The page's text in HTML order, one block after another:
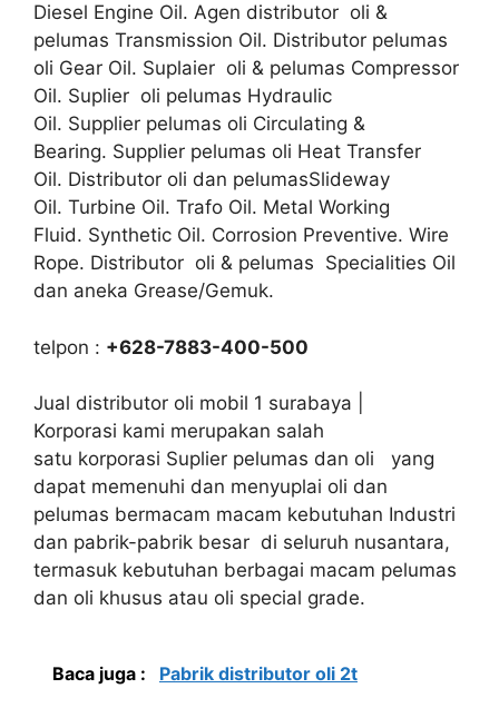
Diesel Engine Oil. Agen distributor oli &
pelumas Transmission Oil. Distributor pelumas
oli Gear Oil. Suplaier oli & pelumas Compressor
Oil. Suplier oli pelumas Hydraulic
Oil. Supplier pelumas oli Circulating &
Bearing. Supplier pelumas oli Heat Transfer
Oil. Distributor oli dan pelumasSlideway
Oil. Turbine Oil. Trafo Oil. Metal Working
Fluid. Synthetic Oil. Corrosion Preventive. Wire
Rope. Distributor oli & pelumas Specialities Oil
dan aneka Grease/Gemuk.
telpon : +628-7883-400-500
Jual distributor oli mobil 1 surabaya |
Korporasi kami merupakan salah
satu korporasi Suplier pelumas dan oli yang
dapat memenuhi dan menyuplai oli dan
pelumas bermacam macam kebutuhan Industri
dan pabrik-pabrik besar di seluruh nusantara,
termasuk kebutuhan berbagai macam pelumas
dan oli khusus atau oli special grade.
Baca juga : Pabrik distributor oli 2t